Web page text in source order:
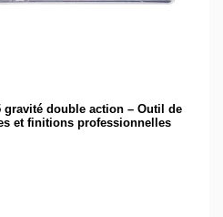
gravité double action – Outil de
et finitions professionnelles